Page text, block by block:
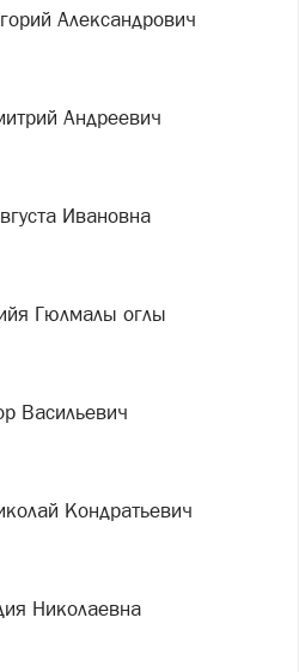
Александрович
Андреевич
Ивановна
Гюлмалы оглы
Васильевич
Кондратьевич
Николаевна